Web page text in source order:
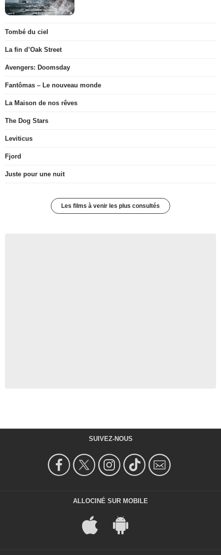
Tombé du ciel
La fin d’Oak Street
Avengers: Doomsday
Fantômas – Le nouveau monde
La Maison de nos rêves
The Dog Stars
Leviticus
Fjord
Juste pour une nuit
Les films à venir les plus consultés
SUIVEZ-NOUS
ALLOCINÉ SUR MOBILE